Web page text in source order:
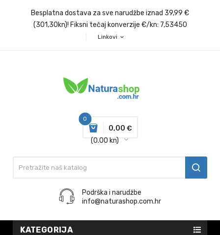
Besplatna dostava za sve narudžbe iznad 39,99 €
(301,30kn)! Fiksni tečaj konverzije €/kn: 7,53450
Linkovi expand_more
0
0,00 €
(0.00 kn)
Podrška i narudžbe
info@naturashop.com.hr
KATEGORIJA